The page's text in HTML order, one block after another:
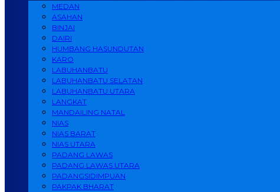
MEDAN
ASAHAN
BINJAI
DAIRI
HUMBANG HASUNDUTAN
KARO
LABUHANBATU
LABUHANBATU SELATAN
LABUHANBATU UTARA
LANGKAT
MANDAILING NATAL
NIAS
NIAS BARAT
NIAS UTARA
PADANG LAWAS
PADANG LAWAS UTARA
PADANGSIDIMPUAN
PAKPAK BHARAT